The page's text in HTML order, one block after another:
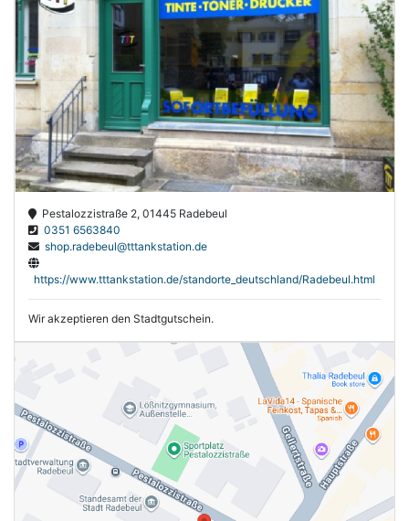
Pestalozzistraße 2, 01445 Radebeul
0351 6563840
shop.radebeul@tttankstation.de
https://www.tttankstation.de/standorte_deutschland/Radebeul.html
Wir akzeptieren den Stadtgutschein.